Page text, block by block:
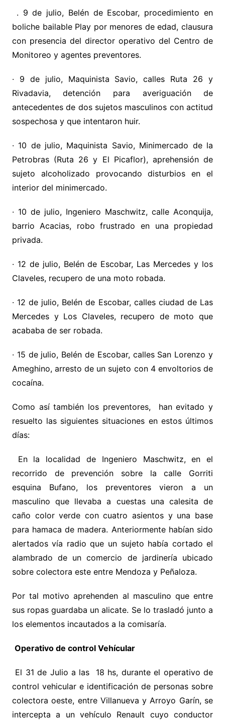
. 9 de julio, Belén de Escobar, procedimiento en
boliche bailable Play por menores de edad, clausura
con presencia del director operativo del Centro de
Monitoreo y agentes preventores.
· 9 de julio, Maquinista Savio, calles Ruta 26 y
Rivadavia, detención para averiguación de
antecedentes de dos sujetos masculinos con actitud
sospechosa y que intentaron huir.
· 10 de julio, Maquinista Savio, Minimercado de la
Petrobras (Ruta 26 y El Picaflor), aprehensión de
sujeto alcoholizado provocando disturbios en el
interior del minimercado.
· 10 de julio, Ingeniero Maschwitz, calle Aconquija,
barrio Acacias, robo frustrado en una propiedad
privada.
· 12 de julio, Belén de Escobar, Las Mercedes y los
Claveles, recupero de una moto robada.
· 12 de julio, Belén de Escobar, calles ciudad de Las
Mercedes y Los Claveles, recupero de moto que
acababa de ser robada.
· 15 de julio, Belén de Escobar, calles San Lorenzo y
Ameghino, arresto de un sujeto con 4 envoltorios de
cocaína.
Como así también los preventores, han evitado y
resuelto las siguientes situaciones en estos últimos
días:
En la localidad de Ingeniero Maschwitz, en el
recorrido de prevención sobre la calle Gorriti
esquina Bufano, los preventores vieron a un
masculino que llevaba a cuestas una calesita de
caño color verde con cuatro asientos y una base
para hamaca de madera. Anteriormente habían sido
alertados vía radio que un sujeto había cortado el
alambrado de un comercio de jardinería ubicado
sobre colectora este entre Mendoza y Peñaloza.
Por tal motivo aprehenden al masculino que entre
sus ropas guardaba un alicate. Se lo trasladó junto a
los elementos incautados a la comisaría.
Operativo de control Vehícular
El 31 de Julio a las 18 hs, durante el operativo de
control vehicular e identificación de personas sobre
colectora oeste, entre Villanueva y Arroyo Garín, se
intercepta a un vehículo Renault cuyo conductor